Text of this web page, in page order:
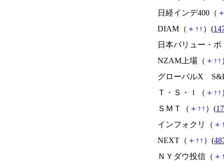
日経インデ400（
DIAM（ ＋ ↑ ↑ ）(
日本バリュー・
NZAM上場（ ＋ ↑ ↑
グローバルX
Ｔ・Ｓ・Ｉ（ ＋ ↑ ↑
ＳＭＴ（ ＋ ↑ ↑ ）(
インフォクリ（ ＋
NEXT（ ＋ ↑ ↑ ）(
ＮＹダウ投信（ ＋